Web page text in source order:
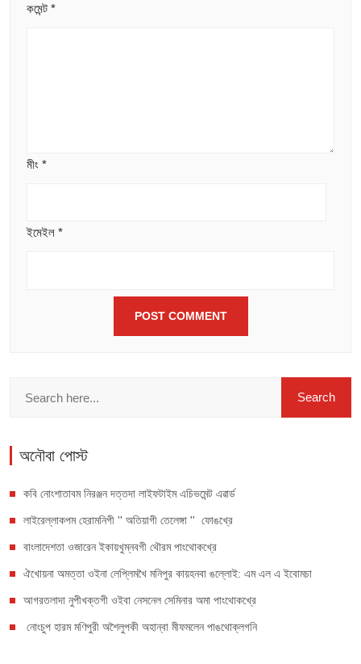
কমেন্ট *
মীং *
ইমেইল *
অনৌবা পোস্ট
কবি নোংশাতাবম নিরঞ্জন দত্তদা লাইফটাইম এচিভমেন্ট এৱার্ড
লাইরেল্লাকপম হেরামনিগী '' অতিয়াগী তেলেঙ্গা '' ফোঙখ্রে
বাংলাদেশতা ওজারেন ইকায়খুম্নবগী থৌরম পাংথোকখ্রে
ঐখোয়না অমত্তা ওইনা লেপ্লিমখৈ মনিপুর কায়হনবা ঙল্লোই: এম এল এ ইবোমচা
আগরতলাদা নুপীখক্তগী ওইবা নেসনেল সেমিনার অমা পাংথোকখ্রে
নোংচুপ হারম মণিপুরী অশৈলুপকী অহান্বা মীফমলেন পাঙথোক্লগনি